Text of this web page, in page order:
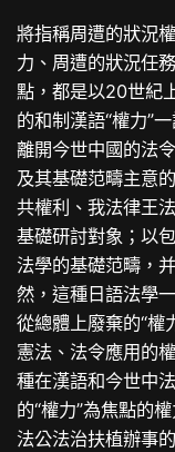
將指稱周遭的狀況
力、周遭的狀況任
點，都是以20世紀
的和制漢語“權力”
離開今世中國的法
及其基礎范疇主意
共權利、我法律王
基礎研討對象；以
法學的基礎范疇，
然，這種日語法學
從總體上廢棄的“權
憲法、法令應用的
種在漢語和今世中
的“權力”為焦點的
法公法治扶植辦事